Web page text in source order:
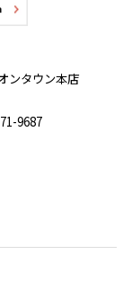
ンタウン本店
9687